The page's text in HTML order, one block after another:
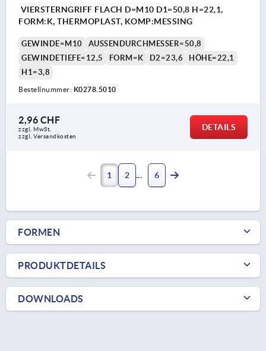
VIERSTERNGRIFF FLACH D=M10 D1=50,8 H=22,1,
FORM:K, THERMOPLAST, KOMP:MESSING
GEWINDE=M10
AUSSENDURCHMESSER=50,8
GEWINDETIEFE=12,5
FORM=K D2=23,6
HÖHE=22,1
H1=3,8
Bestellnummer: K0278.5010
2,96 CHF
zzgl. MwSt.
zzgl. Versandkosten
DETAILS
1 2 6
FORMEN
PRODUKTDETAILS
DOWNLOADS